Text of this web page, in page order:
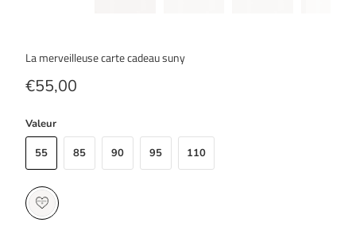
La merveilleuse carte cadeau suny
€55,00
Valeur
55 85 90 95 110